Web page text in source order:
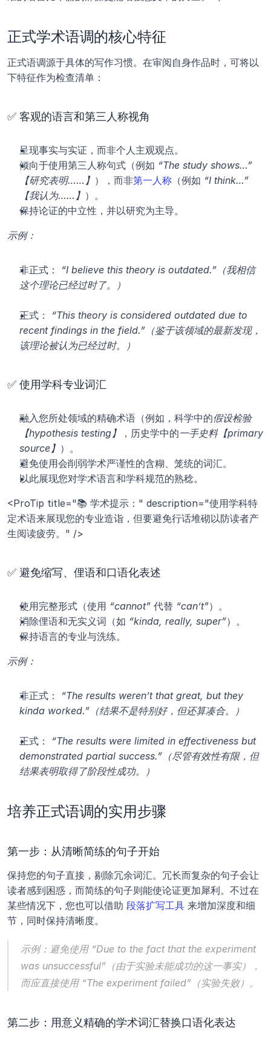
正式学术语调的核心特征
正式语调源于具体的写作习惯。在审阅自身作品时，可将以
下特征作为检查清单：
✅ 客观的语言和第三人称视角
呈现事实与实证，而非个人主观观点。
倾向于使用第三人称句式（例如 “The study shows…”
【研究表明……】 ），而非第一人称 （例如 “I think…”
【我认为……】 ）。
保持论证的中立性，并以研究为主导。
示例：
非正式： “I believe this theory is outdated.”（我相信
这个理论已经过时了。）
正式： “This theory is considered outdated due to
recent findings in the field.”（鉴于该领域的最新发现，
该理论被认为已经过时。）
✅ 使用学科专业词汇
融入您所处领域的精确术语（例如，科学中的假设检验
【hypothesis testing】
，历史学中的一手史料【primary
source】 ）。
避免使用会削弱学术严谨性的含糊、笼统的词汇。
以此展现您对学术语言和学科规范的熟稔。
<ProTip title="📚 学术提示：" description="使用学科特
定术语来展现您的专业造诣，但要避免行话堆砌以防读者产
生阅读疲劳。" />
✅ 避免缩写、俚语和口语化表述
使用完整形式（使用 “cannot” 代替 “can’t”）。
消除俚语和无实义词（如 “kinda, really, super”）。
保持语言的专业与洗练。
示例：
非正式： “The results weren’t that great, but they
kinda worked.”（结果不是特别好，但还算凑合。）
正式： “The results were limited in effectiveness but
demonstrated partial success.”（尽管有效性有限，但
结果表明取得了阶段性成功。）
培养正式语调的实用步骤
第一步：从清晰简练的句子开始
保持您的句子直接，剔除冗余词汇。冗长而复杂的句子会让
读者感到困惑，而简练的句子则能使论证更加犀利。不过在
某些情况下，您也可以借助 段落扩写工具 来增加深度和细
节，同时保持清晰度。
示例：避免使用 “Due to the fact that the experiment
was unsuccessful”（由于实验未能成功的这一事实），
而应直接使用 “The experiment failed”（实验失败）。
第二步：用意义精确的学术词汇替换口语化表达